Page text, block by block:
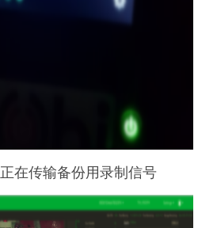
正在传输备份用录制信号